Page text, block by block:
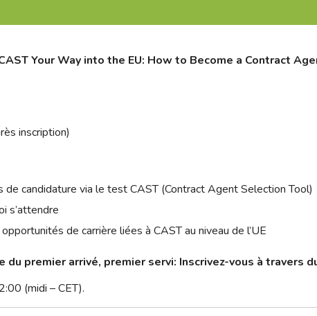
Your Way into the EU: How to Become a Contract
inscription)
de candidature via le test CAST (Contract Agent Selection Tool)
s’attendre
de carrière liées à CAST au niveau de l’UE
du premier arrivé, premier servi: Inscrivez-vous à travers
(midi – CET).